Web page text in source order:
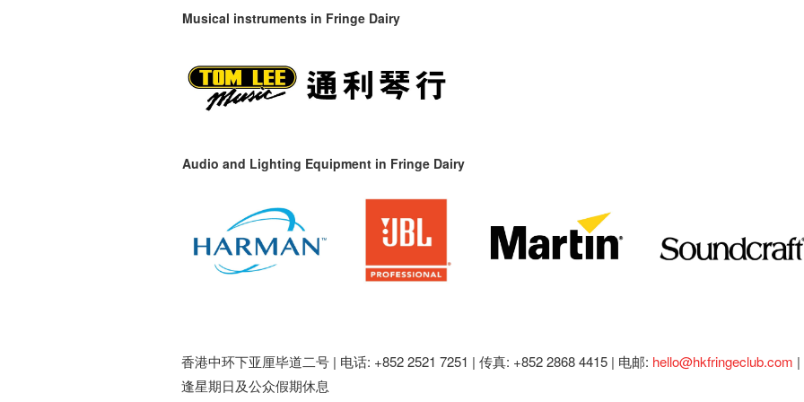
Musical instruments in Fringe Dairy
Audio and Lighting Equipment in Fringe Dairy
香港中环下亚厘毕道二号 | 电话: +852 2521 7251 | 传真: +852 2868 4415 | 电邮: hello@hkfringeclub.com |
逢星期日及公众假期休息